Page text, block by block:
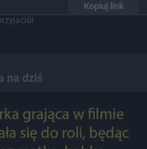
Kopiuj link
na dziś